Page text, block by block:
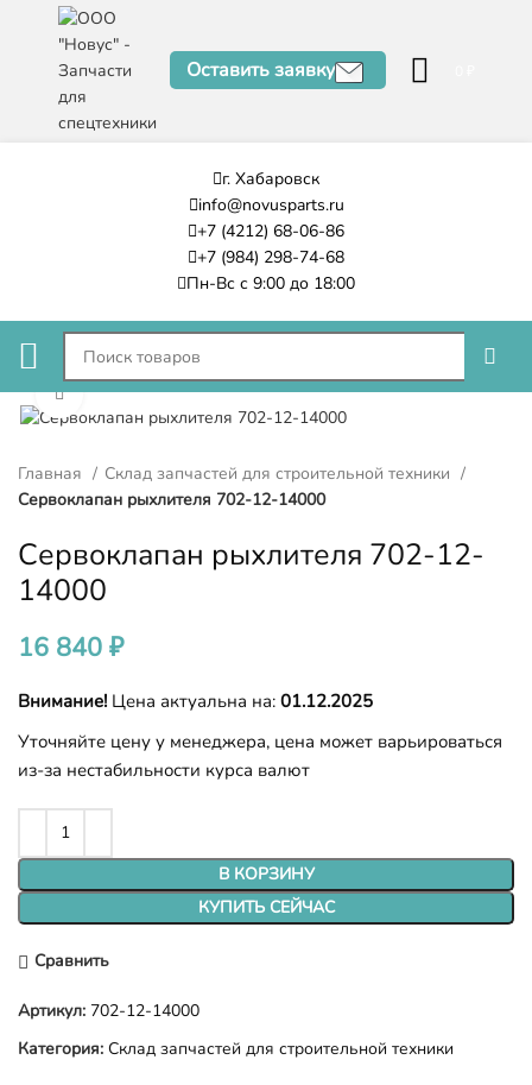
Оставить заявку
г. Хабаровск
info@novusparts.ru
+7 (4212) 68-06-86
+7 (984) 298-74-68
Пн-Вс с 9:00 до 18:00
Нажмите, чтобы увеличить
Главная
Склад запчастей для строительной техники
Сервоклапан рыхлителя 702-12-14000
Сервоклапан рыхлителя 702-12-
14000
16 840 ₽
Внимание! Цена актуальна на: 01.12.2025
Уточняйте цену у менеджера, цена может варьироваться
из-за нестабильности курса валют
В КОРЗИНУ
КУПИТЬ СЕЙЧАС
Сравнить
Артикул: 702-12-14000
Категория: Склад запчастей для строительной техники